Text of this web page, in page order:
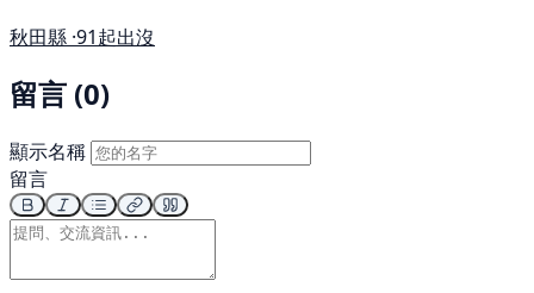
秋田縣 ·91起出沒
留言 (0)
顯示名稱
留言